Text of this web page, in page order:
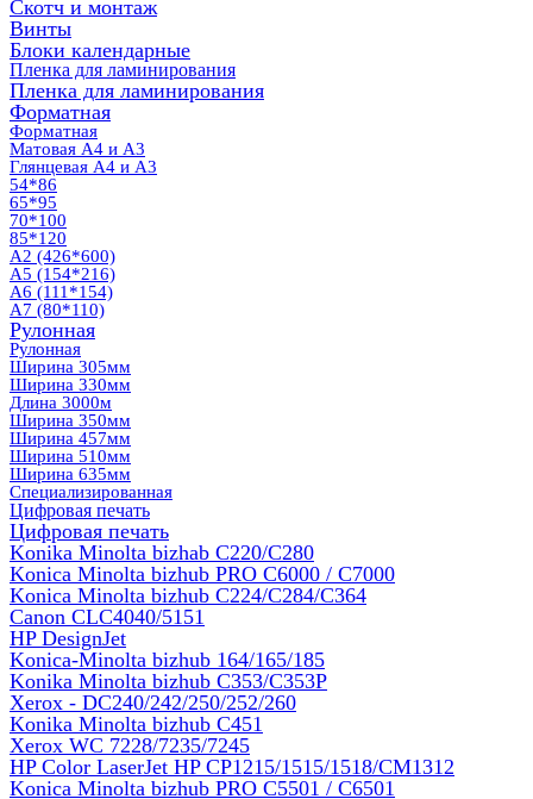
Скотч и монтаж
Винты
Блоки календарные
Пленка для ламинирования
Пленка для ламинирования
Форматная
Форматная
Матовая А4 и А3
Глянцевая А4 и А3
54*86
65*95
70*100
85*120
А2 (426*600)
А5 (154*216)
А6 (111*154)
А7 (80*110)
Рулонная
Рулонная
Ширина 305мм
Ширина 330мм
Длина 3000м
Ширина 350мм
Ширина 457мм
Ширина 510мм
Ширина 635мм
Специализированная
Цифровая печать
Цифровая печать
Konika Minolta bizhab C220/C280
Konica Minolta bizhub PRO C6000 / C7000
Konica Minolta bizhub С224/С284/С364
Canon CLC4040/5151
HP DesignJet
Konica-Minolta bizhub 164/165/185
Konika Minolta bizhub C353/C353Р
Xerox - DC240/242/250/252/260
Konika Minolta bizhub C451
Xerox WC 7228/7235/7245
HP Color LaserJet HP CP1215/1515/1518/CM1312
Konica Minolta bizhub PRO С5501 / С6501